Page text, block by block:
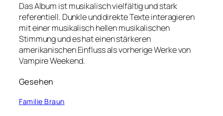
Das Album ist musikalisch vielfältig und stark
referentiell. Dunkle und direkte Texte interagieren
mit einer musikalisch hellen musikalischen
Stimmung und es hat einen stärkeren
amerikanischen Einfluss als vorherige Werke von
Vampire Weekend.
Gesehen
Familie Braun